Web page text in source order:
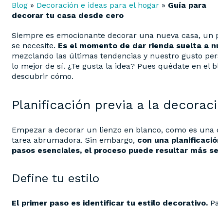
Blog » Decoración e ideas para el hogar » Guía para
decorar tu casa desde cero
Siempre es emocionante decorar una nueva casa, un
se necesite. Es el momento de dar rienda suelta a
mezclando las últimas tendencias y nuestro gusto
lo mejor de sí. ¿Te gusta la idea? Pues quédate en el
descubrir cómo.
Planificación previa a la
Empezar a decorar un lienzo en blanco, como es una
tarea abrumadora. Sin embargo, con una
pasos esenciales, el proceso puede resultar más
Define tu estilo
El primer paso es identificar tu estilo decorativo.